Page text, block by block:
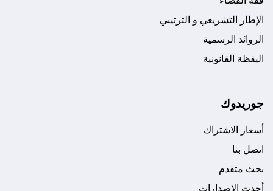
الإطار التشريعي و الترتيبي
الروائد الرسمية
اليقظة القانونية
جوريدوك
أسعار الاشتراك
اتصل بنا
بحث متقدم
أحدث الإصدارات